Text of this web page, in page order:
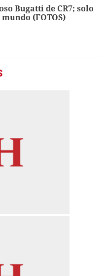
Bugatti de CR7; solo
(FOTOS)